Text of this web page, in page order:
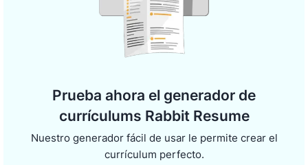
Prueba ahora el generador de
currículums Rabbit Resume
Nuestro generador fácil de usar le permite crear el
currículum perfecto.